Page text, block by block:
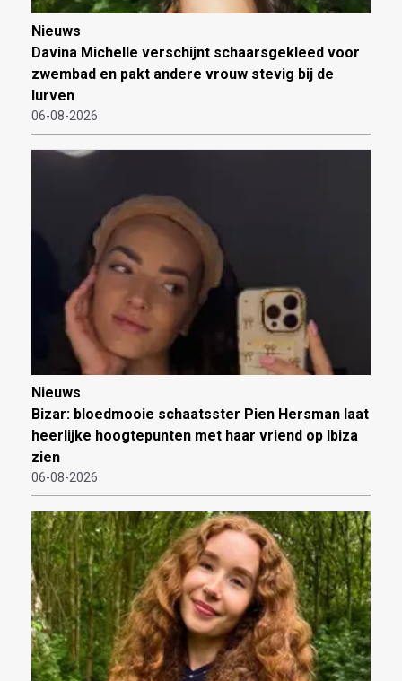
Nieuws
Davina Michelle verschijnt schaarsgekleed voor
zwembad en pakt andere vrouw stevig bij de
lurven
06-08-2026
Nieuws
Bizar: bloedmooie schaatsster Pien Hersman laat
heerlijke hoogtepunten met haar vriend op Ibiza
zien
06-08-2026